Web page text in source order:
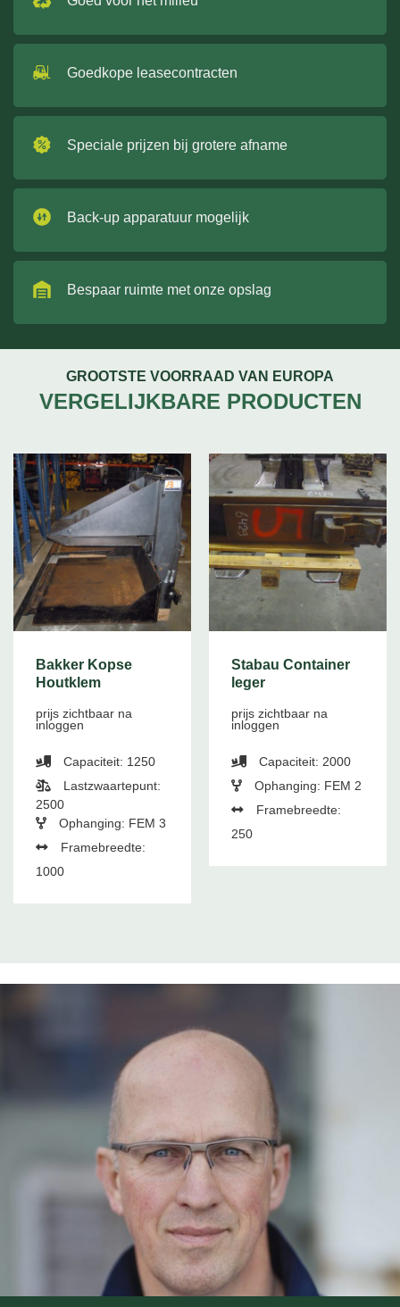
Goedkope leasecontracten
Speciale prijzen bij grotere afname
Back-up apparatuur mogelijk
Bespaar ruimte met onze opslag
GROOTSTE VOORRAAD VAN EUROPA
VERGELIJKBARE PRODUCTEN
Bakker Kopse
Houtklem
prijs zichtbaar na
inloggen
Capaciteit: 1250
Lastzwaartepunt:
2500
Ophanging: FEM 3
Framebreedte:
1000
Stabau Container
leger
prijs zichtbaar na
inloggen
Capaciteit: 2000
Ophanging: FEM 2
Framebreedte:
250